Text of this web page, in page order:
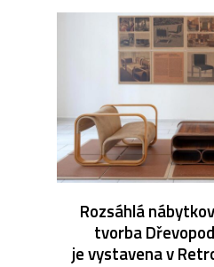
Rozsáhlá
tvorba
je vystavena v